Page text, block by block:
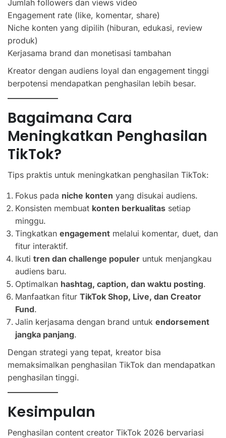
Jumlah followers dan views video
Engagement rate (like, komentar, share)
Niche konten yang dipilih (hiburan, edukasi, review
produk)
Kerjasama brand dan monetisasi tambahan
Kreator dengan audiens loyal dan engagement tinggi
berpotensi mendapatkan penghasilan lebih besar.
Bagaimana Cara
Meningkatkan Penghasilan
TikTok?
Tips praktis untuk meningkatkan penghasilan TikTok:
Fokus pada niche konten yang disukai audiens.
Konsisten membuat konten berkualitas setiap
minggu.
Tingkatkan engagement melalui komentar, duet, dan
fitur interaktif.
Ikuti tren dan challenge populer untuk menjangkau
audiens baru.
Optimalkan hashtag, caption, dan waktu posting.
Manfaatkan fitur TikTok Shop, Live, dan Creator
Fund.
Jalin kerjasama dengan brand untuk endorsement
jangka panjang.
Dengan strategi yang tepat, kreator bisa
memaksimalkan penghasilan TikTok dan mendapatkan
penghasilan tinggi.
Kesimpulan
Penghasilan content creator TikTok 2026 bervariasi